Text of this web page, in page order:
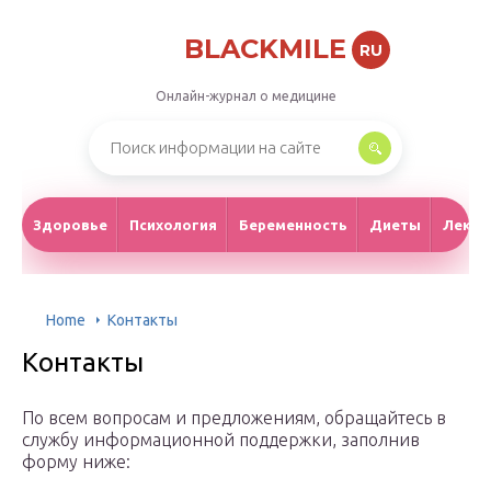
BLACKMILE RU
Онлайн-журнал о медицине
Здоровье Психология Беременность Диеты
Home Контакты
Контакты
По всем вопросам и предложениям, обращайтесь в
службу информационной поддержки, заполнив
форму ниже: